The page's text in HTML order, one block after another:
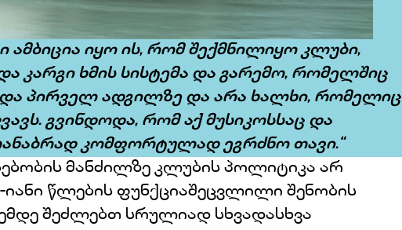
ამბიცია იყო ის, რომ შექმნილიყო კლუბი,
კარგი ხმის სისტემა და გარემო, რომელშიც
პირველ ადგილზე და არა ხალხი, რომელიც
გვინდოდა, რომ აქ მუსიკოსსაც და
კომფორტულად ეგრძნო თავი.“
მანძილზე კლუბის პოლიტიკა არ
წლების ფუნქციაშეცვლილი შენობის
შეძლებთ სრულიად სხვადასხვა